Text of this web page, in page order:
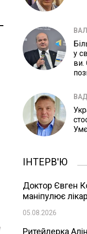
у
ви.
ІНТЕРВ'Ю
Доктор Євген
маніпулює
05.08.2026
Ритейлерка